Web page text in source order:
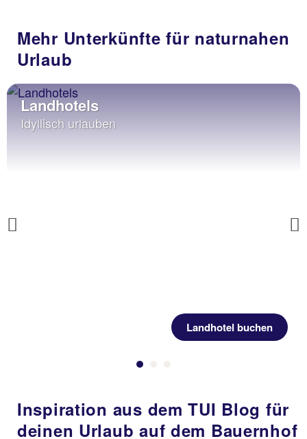
Mehr Unterkünfte für naturnahen
Urlaub
Previous
Landhotels
Idyllisch urlauben
Landhotel buchen
Inspiration aus dem TUI Blog für
deinen Urlaub auf dem Bauernhof